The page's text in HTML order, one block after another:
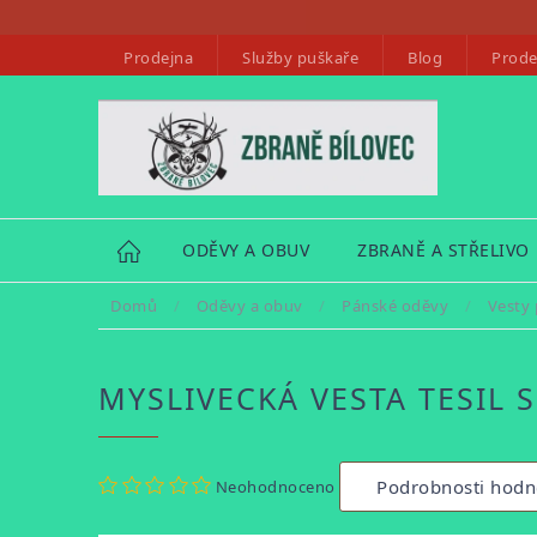
Prodejna Služby puškaře Blog
HOME ODĚVY A OBUV ZBRANĚ A STŘELIVO
Domů / Oděvy a obuv / Pánské oděvy / Vesty
MYSLIVECKÁ VESTA TESIL
hodnocení
Neohodnoceno Podrobnosti